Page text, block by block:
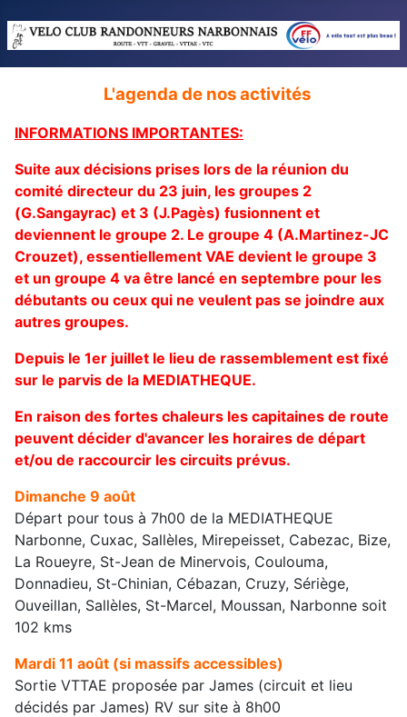
L'agenda de nos activités
INFORMATIONS IMPORTANTES:
Suite aux décisions prises lors de la réunion du
comité directeur du 23 juin, les groupes 2
(G.Sangayrac) et 3 (J.Pagès) fusionnent et
deviennent le groupe 2. Le groupe 4 (A.Martinez-JC
Crouzet), essentiellement VAE devient le groupe 3
et un groupe 4 va être lancé en septembre pour les
débutants ou ceux qui ne veulent pas se joindre aux
autres groupes.
Depuis le 1er juillet le lieu de rassemblement est fixé
sur le parvis de la MEDIATHEQUE.
En raison des fortes chaleurs les capitaines de route
peuvent décider d'avancer les horaires de départ
et/ou de raccourcir les circuits prévus.
Dimanche 9 août
Départ pour tous à 7h00 de la MEDIATHEQUE
Narbonne, Cuxac, Sallèles, Mirepeisset, Cabezac, Bize,
La Roueyre, St-Jean de Minervois, Coulouma,
Donnadieu, St-Chinian, Cébazan, Cruzy, Sériège,
Ouveillan, Sallèles, St-Marcel, Moussan, Narbonne soit
102 kms
Mardi 11 août (si massifs accessibles)
Sortie VTTAE proposée par James (circuit et lieu
décidés par James) RV sur site à 8h00